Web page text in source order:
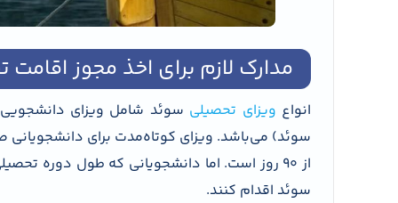
مدارک لازم برای اخذ مجوز
انواع ویزای تحصیلی سوئد شامل ویزای
سوئد) می‌باشد. ویزای کوتاه‌مدت برای
سوئد اقدام کنند.